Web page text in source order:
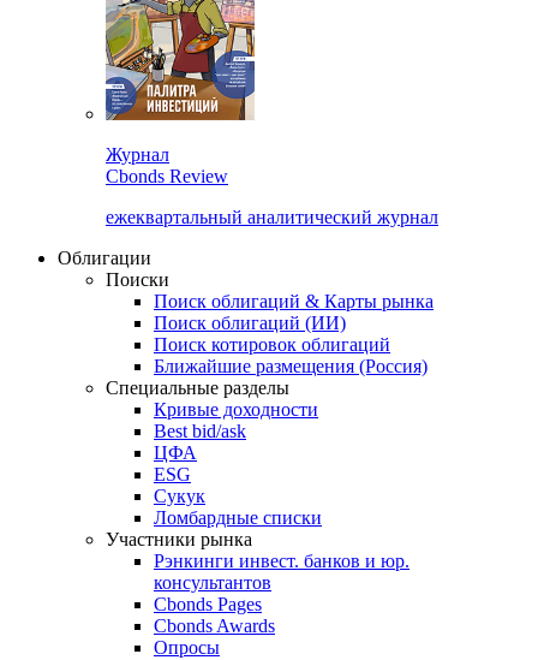
Журнал
Cbonds Review
ежеквартальный аналитический журнал
Облигации
Поиски
Поиск облигаций & Карты рынка
Поиск облигаций (ИИ)
Поиск котировок облигаций
Ближайшие размещения (Россия)
Специальные разделы
Кривые доходности
Best bid/ask
ЦФА
ESG
Сукук
Ломбардные списки
Участники рынка
Рэнкинги инвест. банков и юр.
консультантов
Cbonds Pages
Cbonds Awards
Опросы